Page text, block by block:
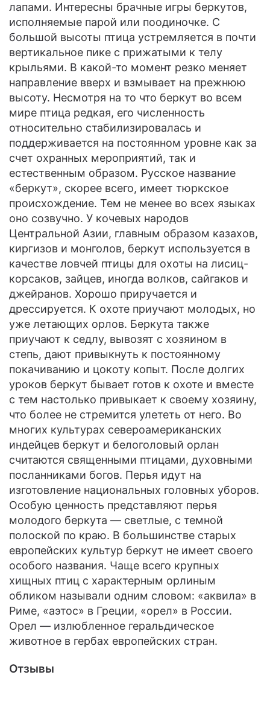
лапами. Интересны брачные игры беркутов,
исполняемые парой или поодиночке. С
большой высоты птица устремляется в почти
вертикальное пике с прижатыми к телу
крыльями. В какой-то момент резко меняет
направление вверх и взмывает на прежнюю
высоту. Несмотря на то что беркут во всем
мире птица редкая, его численность
относительно стабилизировалась и
поддерживается на постоянном уровне как за
счет охранных мероприятий, так и
естественным образом. Русское название
«беркут», скорее всего, имеет тюркское
происхождение. Тем не менее во всех языках
оно созвучно. У кочевых народов
Центральной Азии, главным образом казахов,
киргизов и монголов, беркут используется в
качестве ловчей птицы для охоты на лисиц-
корсаков, зайцев, иногда волков, сайгаков и
джейранов. Хорошо приручается и
дрессируется. К охоте приучают молодых, но
уже летающих орлов. Беркута также
приучают к седлу, вывозят с хозяином в
степь, дают привыкнуть к постоянному
покачиванию и цокоту копыт. После долгих
уроков беркут бывает готов к охоте и вместе
с тем настолько привыкает к своему хозяину,
что более не стремится улететь от него. Во
многих культурах североамериканских
индейцев беркут и белоголовый орлан
считаются священными птицами, духовными
посланниками богов. Перья идут на
изготовление национальных головных уборов.
Особую ценность представляют перья
молодого беркута — светлые, с темной
полоской по краю. В большинстве старых
европейских культур беркут не имеет своего
особого названия. Чаще всего крупных
хищных птиц с характерным орлиным
обликом называли одним словом: «аквила» в
Риме, «аэтос» в Греции, «орел» в России.
Орел — излюбленное геральдическое
животное в гербах европейских стран.
Отзывы